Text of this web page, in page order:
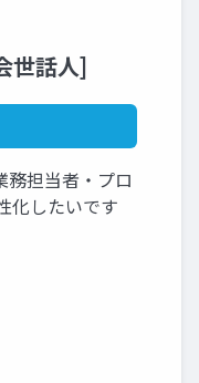
世話人]
務担当者・プロ
化したいです